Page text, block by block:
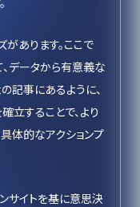
あります。ここで
データから有意義な
記事にあるように、
立することで、より
体的なアクションプ
サイトを基に意思決